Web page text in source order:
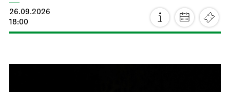
26.09.2026
18:00